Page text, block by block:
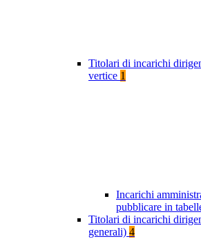
Titolari di incarichi
vertice 1
Incarichi
pubblicare in
Titolari di incarichi
generali) 4